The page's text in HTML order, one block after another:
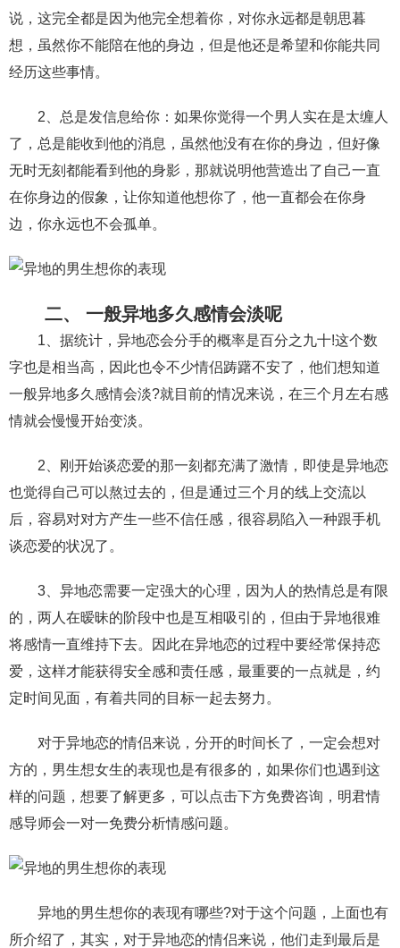
挽回老公 产检 家庭暴力 孕中期
经营婚姻 婚姻修复 孕早期 感情挽回
产妇食谱 同性恋 交往 搭讪 光棍节
其他
说，这完全都是因为他完全想着你，对你永远都是朝思暮
想，虽然你不能陪在他的身边，但是他还是希望和你能共同
经历这些事情。
2、总是发信息给你：如果你觉得一个男人实在是太缠人
了，总是能收到他的消息，虽然他没有在你的身边，但好像
无时无刻都能看到他的身影，那就说明他营造出了自己一直
在你身边的假象，让你知道他想你了，他一直都会在你身
边，你永远也不会孤单。
二、 一般异地多久感情会淡呢
1、据统计，异地恋会分手的概率是百分之九十!这个数
字也是相当高，因此也令不少情侣踌躇不安了，他们想知道
一般异地多久感情会淡?就目前的情况来说，在三个月左右感
情就会慢慢开始变淡。
2、刚开始谈恋爱的那一刻都充满了激情，即使是异地恋
也觉得自己可以熬过去的，但是通过三个月的线上交流以
后，容易对对方产生一些不信任感，很容易陷入一种跟手机
谈恋爱的状况了。
3、异地恋需要一定强大的心理，因为人的热情总是有限
的，两人在暧昧的阶段中也是互相吸引的，但由于异地很难
将感情一直维持下去。因此在异地恋的过程中要经常保持恋
爱，这样才能获得安全感和责任感，最重要的一点就是，约
定时间见面，有着共同的目标一起去努力。
对于异地恋的情侣来说，分开的时间长了，一定会想对
方的，男生想女生的表现也是有很多的，如果你们也遇到这
样的问题，想要了解更多，可以点击下方免费咨询，明君情
感导师会一对一免费分析情感问题。
异地的男生想你的表现有哪些?对于这个问题，上面也有
所介绍了，其实，对于异地恋的情侣来说，他们走到最后是